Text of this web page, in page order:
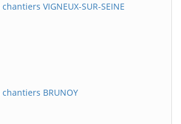
VIGNEUX-SUR-SEINE
BRUNOY